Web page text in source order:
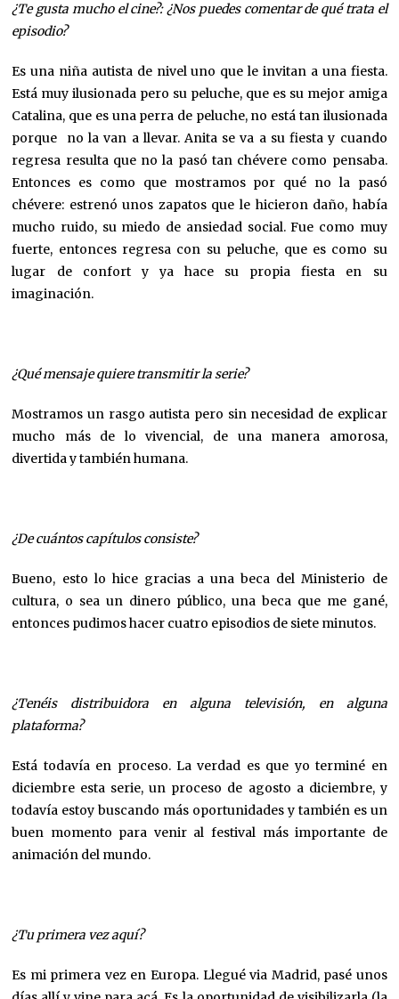
¿Te gusta mucho el cine?: ¿Nos puedes comentar de qué trata el
episodio?
Es una niña autista de nivel uno que le invitan a una fiesta.
Está muy ilusionada pero su peluche, que es su mejor amiga
Catalina, que es una perra de peluche, no está tan ilusionada
porque no la van a llevar. Anita se va a su fiesta y cuando
regresa resulta que no la pasó tan chévere como pensaba.
Entonces es como que mostramos por qué no la pasó
chévere: estrenó unos zapatos que le hicieron daño, había
mucho ruido, su miedo de ansiedad social. Fue como muy
fuerte, entonces regresa con su peluche, que es como su
lugar de confort y ya hace su propia fiesta en su
imaginación.
¿Qué mensaje quiere transmitir la serie?
Mostramos un rasgo autista pero sin necesidad de explicar
mucho más de lo vivencial, de una manera amorosa,
divertida y también humana.
¿De cuántos capítulos consiste?
Bueno, esto lo hice gracias a una beca del Ministerio de
cultura, o sea un dinero público, una beca que me gané,
entonces pudimos hacer cuatro episodios de siete minutos.
¿Tenéis distribuidora en alguna televisión, en alguna
plataforma?
Está todavía en proceso. La verdad es que yo terminé en
diciembre esta serie, un proceso de agosto a diciembre, y
todavía estoy buscando más oportunidades y también es un
buen momento para venir al festival más importante de
animación del mundo.
¿Tu primera vez aquí?
Es mi primera vez en Europa. Llegué via Madrid, pasé unos